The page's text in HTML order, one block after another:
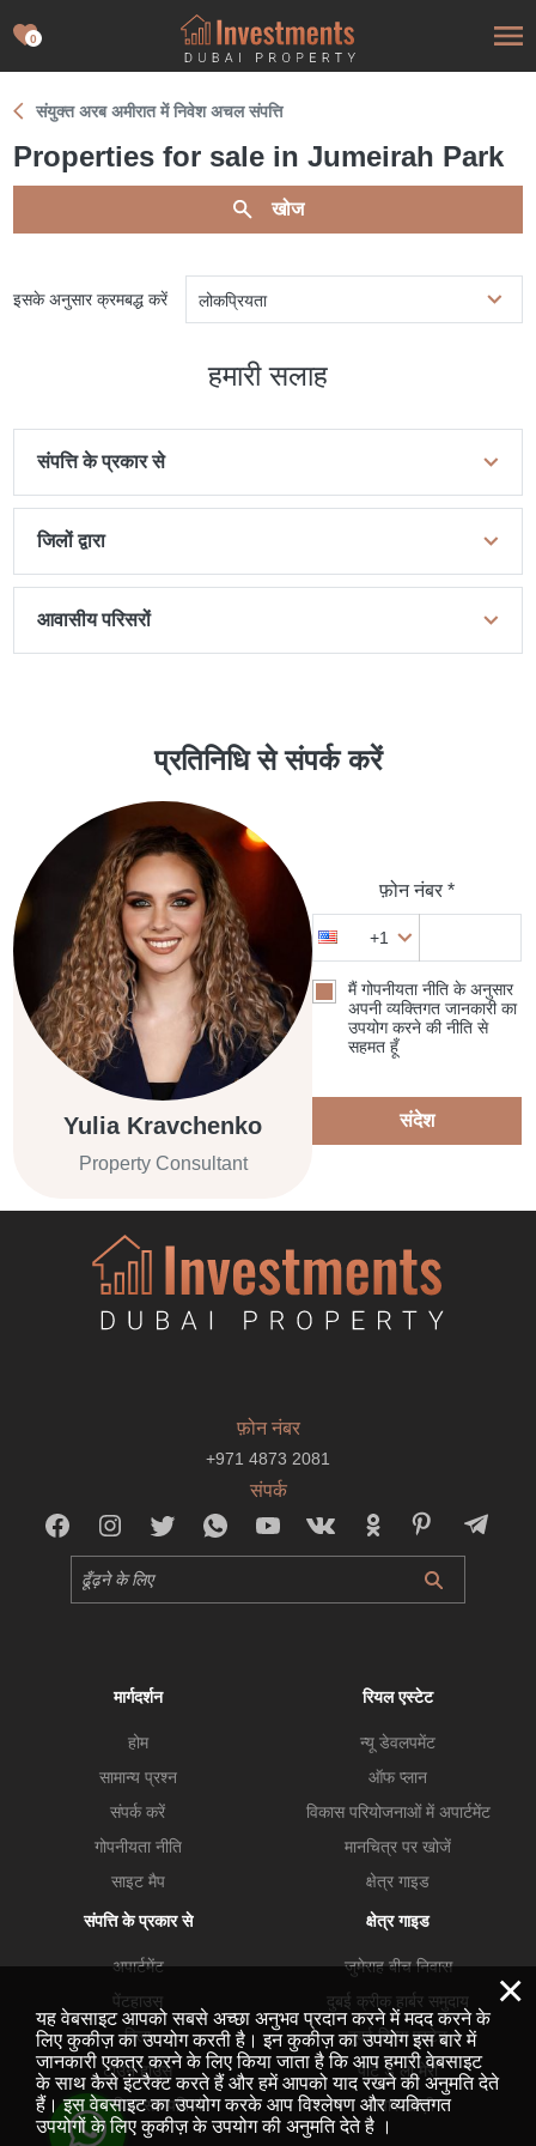
0
संयुक्त अरब अमीरात में निवेश अचल संपत्ति
Properties for sale in Jumeirah Park
खोज
इसके अनुसार क्रमबद्ध करें लोकप्रियता
हमारी सलाह
संपत्ति के प्रकार से
जिलों द्वारा
आवासीय परिसरों
प्रतिनिधि से संपर्क करें
Yulia Kravchenko
Property Consultant
फ़ोन नंबर *
+1
मैं गोपनीयता नीति के अनुसार
अपनी व्यक्तिगत जानकारी का
उपयोग करने की नीति से
सहमत हूँ
संदेश
फ़ोन नंबर
+971 4873 2081
संपर्क
मार्गदर्शन
होम
सामान्य प्रश्न
संपर्क करें
गोपनीयता नीति
साइट मैप
रियल एस्टेट
न्यू डेवलपमेंट
ऑफ प्लान
विकास परियोजनाओं में अपार्टमेंट
मानचित्र पर खोजें
क्षेत्र गाइड
संपत्ति के प्रकार से
अपार्टमेंट
पेंटहाउस
विला
टाउन हाउस
व्यावसायिक सम्मपतियां
क्षेत्र गाइड
जुमेराह बीच निवास
दुबई क्रीक हार्बर समुदाय
दुबई हिल्स एस्टेट
पोर्ट डे ला मेरो
व्यापार खाड़ी
×
यह वेबसाइट आपको सबसे अच्छा अनुभव प्रदान करने में मदद करने के
लिए कुकीज़ का उपयोग करती है। इन कुकीज़ का उपयोग इस बारे में
जानकारी एकत्र करने के लिए किया जाता है कि आप हमारी वेबसाइट
के साथ कैसे इंटरैक्ट करते हैं और हमें आपको याद रखने की अनुमति देते
हैं। इस वेबसाइट का उपयोग करके आप विश्लेषण और व्यक्तिगत
उपयोगों के लिए कुकीज़ के उपयोग की अनुमति देते है ।